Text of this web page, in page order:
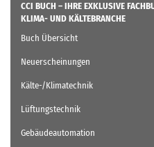
CCI BUCH – IHRE EXKLUSIVE
KLIMA- UND KÄLTEBRANCHE
Buch Übersicht
Neuerscheinungen
Kälte-/Klimatechnik
Lüftungstechnik
Gebäudeautomation